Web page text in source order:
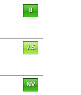
8
7.5
NV